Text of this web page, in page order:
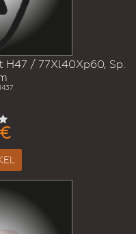
H47 / 77Xl40Xp60, Sp.